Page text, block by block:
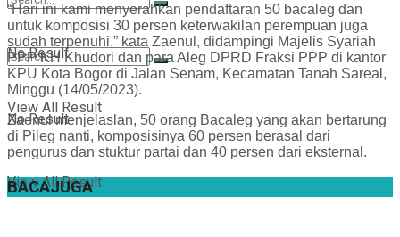
No Result
View All Result
No Result
View All Result
“Hari ini kami menyerahkan pendaftaran 50 bacaleg dan
untuk komposisi 30 persen keterwakilan perempuan juga
sudah terpenuhi,” kata Zaenul, didampingi Majelis Syariah
PPP KH Khudori dan para Aleg DPRD Fraksi PPP di kantor
KPU Kota Bogor di Jalan Senam, Kecamatan Tanah Sareal,
Minggu (14/05/2023).
Zaenul menjelaslan, 50 orang Bacaleg yang akan bertarung
di Pileg nanti, komposisinya 60 persen berasal dari
pengurus dan stuktur partai dan 40 persen dari eksternal.
BACAJUGA